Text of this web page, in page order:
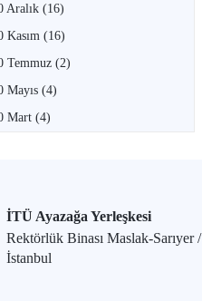
Aralık (16)
Kasım (16)
Temmuz (2)
Mayıs (4)
Mart (4)
İTÜ Ayazağa Yerleşkesi
Rektörlük Binası Maslak-Sarıyer /
İstanbul